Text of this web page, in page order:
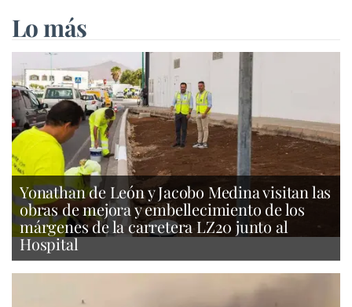
Lo más
Yonathan de León y Jacobo Medina visitan las
obras de mejora y embellecimiento de los
márgenes de la carretera LZ20 junto al
Hospital